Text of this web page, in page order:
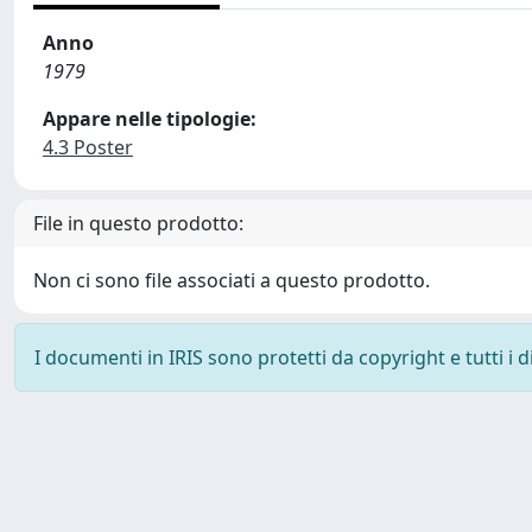
Anno
1979
Appare nelle tipologie:
4.3 Poster
File in questo prodotto:
Non ci sono file associati a questo prodotto.
I documenti in IRIS sono protetti da copyright e tutti i